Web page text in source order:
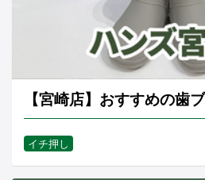
【宮崎店】おすすめの歯
イチ押し